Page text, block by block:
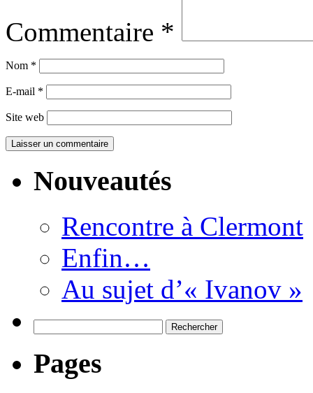
Commentaire *
Nom *
E-mail *
Site web
Nouveautés
Rencontre à Clermont
Enfin…
Au sujet d’« Ivanov »
Pages